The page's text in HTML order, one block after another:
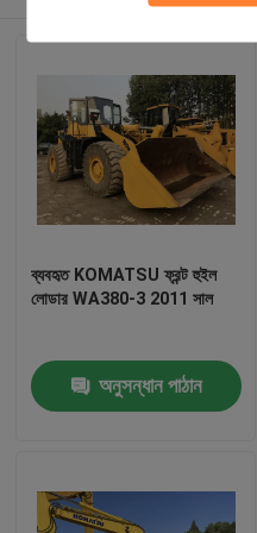
ব্যবহৃত KOMATSU ফ্রন্ট হুইল
লোডার WA380-3 2011 সাল
অনুসন্ধান পাঠান